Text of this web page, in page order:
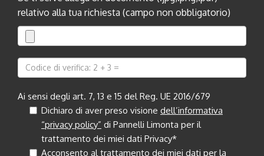
relativo alla tua richiesta (campo non obbligatorio)
Ai sensi degli art. 7, 13 e 15 del Reg. UE 2016/679
Dichiaro di aver preso visione dell’informativa
“privacy policy” di Pannelli Limonta per il
trattamento dei miei dati Privacy*
Acconsento al trattamento dei miei dati per la